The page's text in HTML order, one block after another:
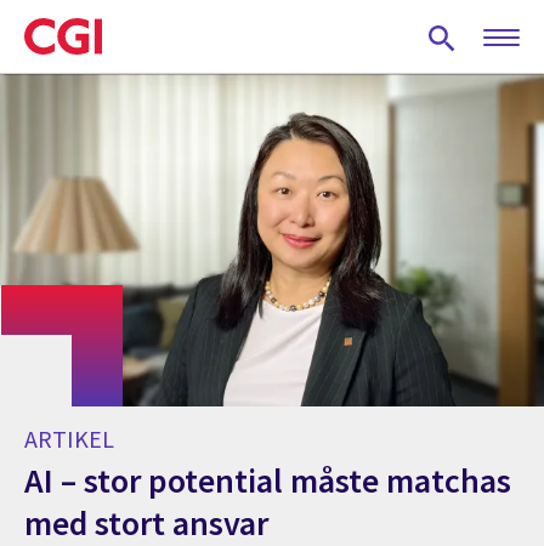
Skip
to
main
ARTIKEL
AI – stor potential måste matchas
med stort ansvar